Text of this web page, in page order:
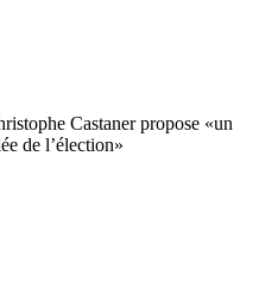
Castaner propose «un
de l’élection»